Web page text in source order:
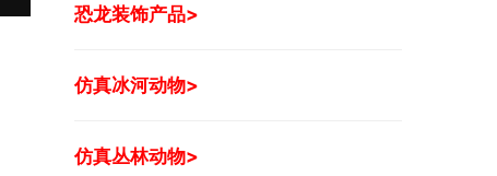
恐龙装饰产品>
仿真冰河动物>
仿真丛林动物>